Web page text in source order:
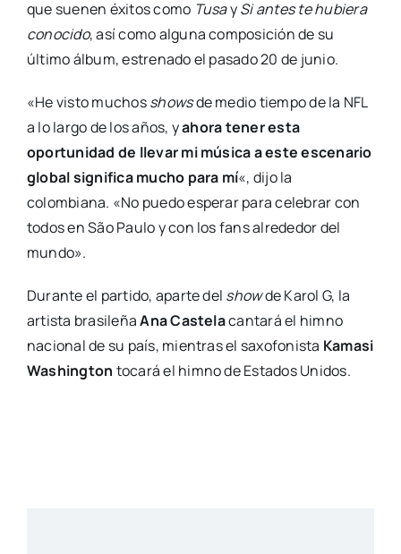
que suenen éxitos como TusaySi antes te hubiera
conocido, así como alguna composición de su
último álbum, estrenado el pasado 20 de junio.
«He visto muchosshowsde medio tiempo de la NFL
a lo largo de los años, yahora tener esta
oportunidad de llevar mi música a este escenario
global significa mucho para mí«, dijo la
colombiana. «No puedo esperar para celebrar con
todos en São Paulo y con los fans alrededor del
mundo».
Durante el partido, aparte del showde Karol G, la
artista brasileñaAna Castelacantará el himno
nacional de su país, mientras el saxofonista Kamasi
Washington tocará el himno de Estados Unidos.